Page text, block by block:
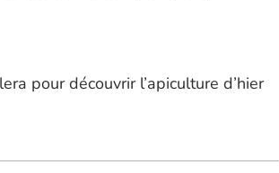
pour découvrir l’apiculture d’hier